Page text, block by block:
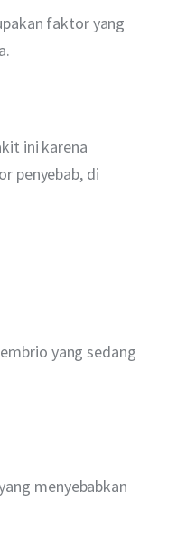
faktor yang
ini karena
penyebab, di
yang sedang
menyebabkan